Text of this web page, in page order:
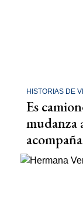
HISTORIAS DE
Es
mudanza